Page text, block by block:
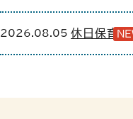
2026.08.05 休日保育